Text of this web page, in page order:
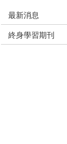
最新消息
終身學習期刊